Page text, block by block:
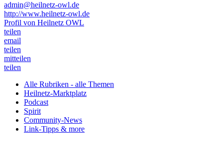
admin@heilnetz-owl.de
http://www.heilnetz-owl.de
Profil von Heilnetz OWL
teilen
email
teilen
mitteilen
teilen
Alle Rubriken - alle Themen
Heilnetz-Marktplatz
Podcast
Spirit
Community-News
Link-Tipps & more